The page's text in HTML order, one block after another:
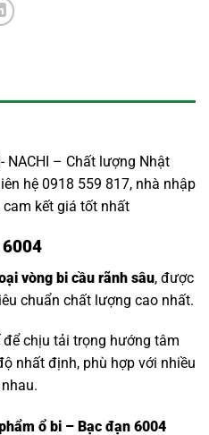
NACHI – Chất lượng Nhật
hệ 0918 559 817, nhà nhập
kết giá tốt nhất
vòng bi cầu rãnh sâu, được
chuẩn chất lượng cao nhất.
chịu tải trọng hướng tâm
nhất định, phù hợp với nhiều
ổ bi – Bạc đạn 6004